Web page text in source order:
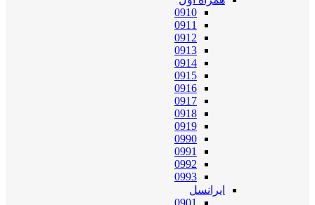
0910
0911
0912
0913
0914
0915
0916
0917
0918
0919
0990
0991
0992
0993
ایرانسل